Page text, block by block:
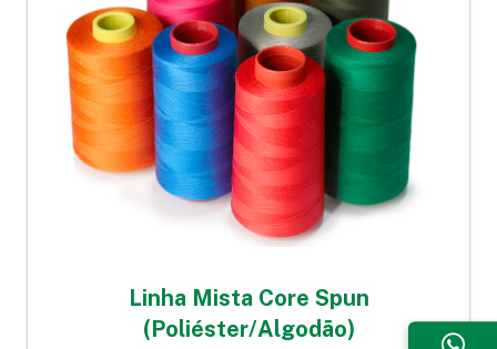
Linha Mista Core Spun
(Poliéster/Algodão)